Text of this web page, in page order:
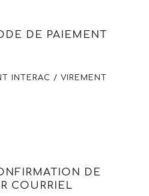
DE PAIEMENT
INTERAC / VIREMENT
DE
COURRIEL